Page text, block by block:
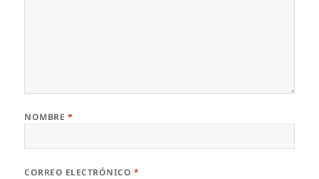
NOMBRE *
CORREO ELECTRÓNICO *